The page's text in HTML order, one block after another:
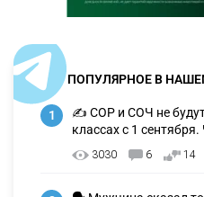
ПОПУЛЯРНОЕ В
1
✍️ СОР и СОЧ не
классах с 1
3030 6 14